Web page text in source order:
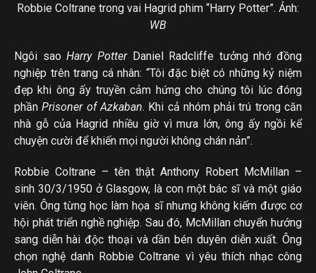
Robbie Coltrane trong vai Hagrid phim “Harry Potter”. Ảnh:
WB
Ngôi saoHarry PotterDaniel Radcliffe tưởng nhớ đồng
nghiệp trên trang cá nhân: “Tôi đặc biệt có những kỷ niệm
đẹp khi ông ấy truyền cảm hứng cho chúng tôi lúc đóng
phầnPrisoner of Azkaban. Khi cả nhóm phải trú trong căn
nhà gỗ của Hagrid nhiều giờ vì mưa lớn, ông ấy ngồi kể
chuyện cười để khiến mọi người không chán nản”.
Robbie Coltrane – tên thật Anthony Robert McMillan –
sinh 30/3/1950 ở Glasgow, là con một bác sĩ và một giáo
viên. Ông từng học làm họa sĩ nhưng không kiếm được cơ
hội phát triển nghề nghiệp. Sau đó, McMillan chuyển hướng
sang diễn hài độc thoại và dần bén duyên diễn xuất. Ông
chọn nghệ danh Robbie Coltrane vì yêu thích nhạc công